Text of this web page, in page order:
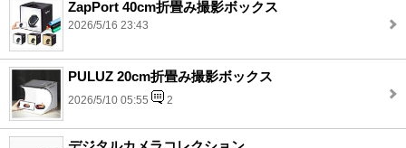
ZapPort 40cm折畳み撮影ボックス
2026/5/16 23:43
PULUZ 20cm折畳み撮影ボックス
2026/5/10 05:55 2